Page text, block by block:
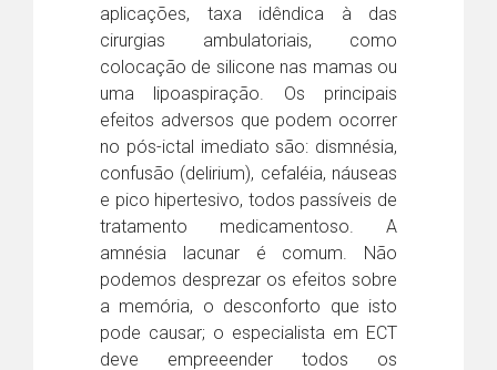
aplicações, taxa idêndica à das
cirurgias ambulatoriais, como
colocação de silicone nas mamas ou
uma lipoaspiração. Os principais
efeitos adversos que podem ocorrer
no pós-ictal imediato são: dismnésia,
confusão (delirium), cefaléia, náuseas
e pico hipertesivo, todos passíveis de
tratamento medicamentoso. A
amnésia lacunar é comum. Não
podemos desprezar os efeitos sobre
a memória, o desconforto que isto
pode causar; o especialista em ECT
deve empreeender todos os